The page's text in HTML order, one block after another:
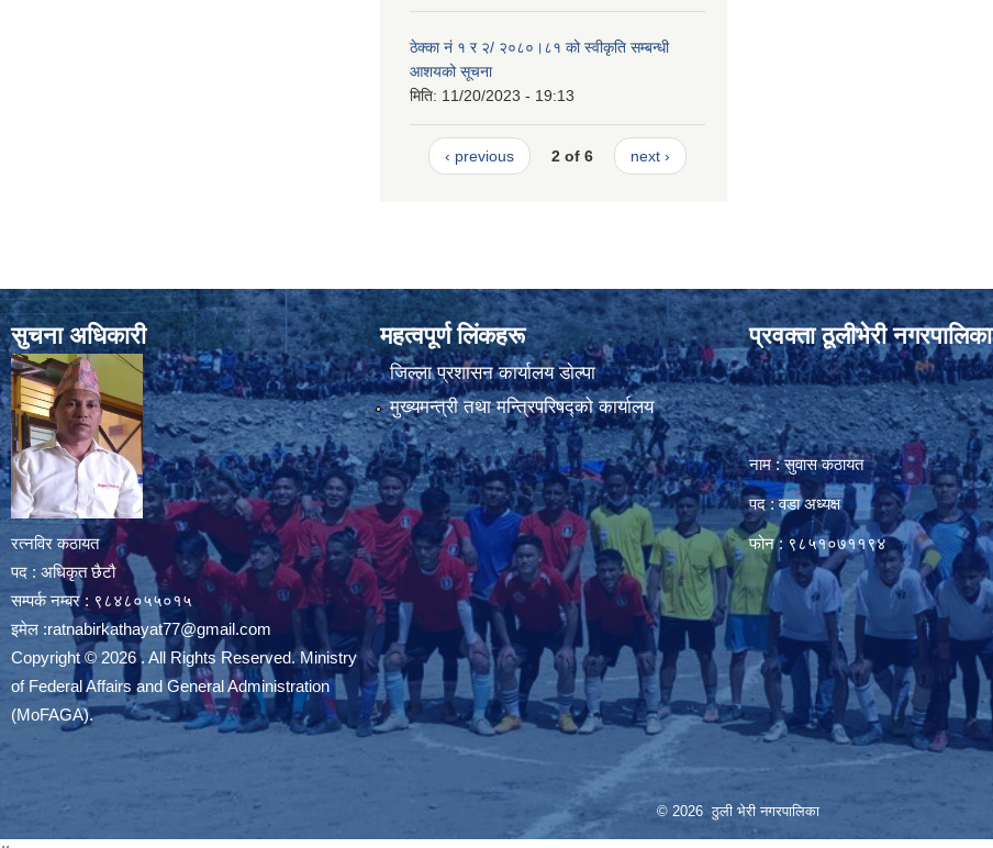
ठेक्का नं १ र २/ २०८०।८१ को स्वीकृति सम्बन्धी
आशयको सूचना
मिति: 11/20/2023 - 19:13
‹ previous 2 of 6 next ›
सुचना अधिकारी
रत्नविर कठायत
पद : अधिकृत छैटौ
सम्पर्क नम्बर : ९८४८०५५०१५
इमेल :ratnabirkathayat77@gmail.com
Copyright © 2026 . All Rights Reserved. Ministry
of Federal Affairs and General Administration
(MoFAGA).
महत्वपूर्ण लिंकहरू
जिल्ला प्रशासन कार्यालय डाेल्पा
मुख्यमन्त्री तथा मन्त्रिपरिषद्को कार्यालय
प्रवक्ता ठूलीभेरी नगरपालिका
नाम : सुवास कठायत
पद : वडा अध्यक्ष
फोन : ९८५१०७११९४
© 2026 ठुली भेरी नगरपालिका